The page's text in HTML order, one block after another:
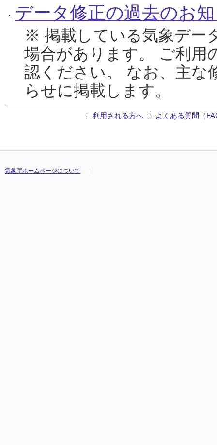
データ修正の過去のお
※ 掲載している気象デー
場合があります。 ご利用
認ください。 なお、主な
らせに掲載します。
利用される方へ よくある質問（
気象庁ホームページについて